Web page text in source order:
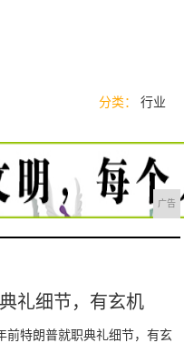
分类： 行业
广告
礼细节，有玄机
前特朗普就职典礼细节，有玄